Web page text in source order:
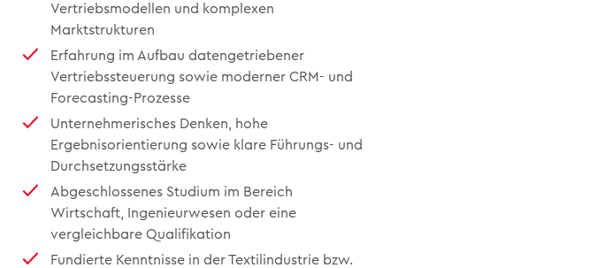
Vertriebsmodellen und komplexen
Marktstrukturen
Erfahrung im Aufbau datengetriebener
Vertriebssteuerung sowie moderner CRM- und
Forecasting-Prozesse
Unternehmerisches Denken, hohe
Ergebnisorientierung sowie klare Führungs- und
Durchsetzungsstärke
Abgeschlossenes Studium im Bereich
Wirtschaft, Ingenieurwesen oder eine
vergleichbare Qualifikation
Fundierte Kenntnisse in der Textilindustrie bzw.